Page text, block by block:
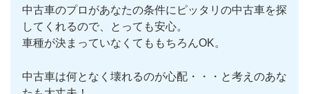
中古車のプロがあなたの条件にピッタリの中古車を探
してくれるので、とっても安心。
車種が決まっていなくてももちろんOK。
中古車は何となく壊れるのが心配・・・と考えのあな